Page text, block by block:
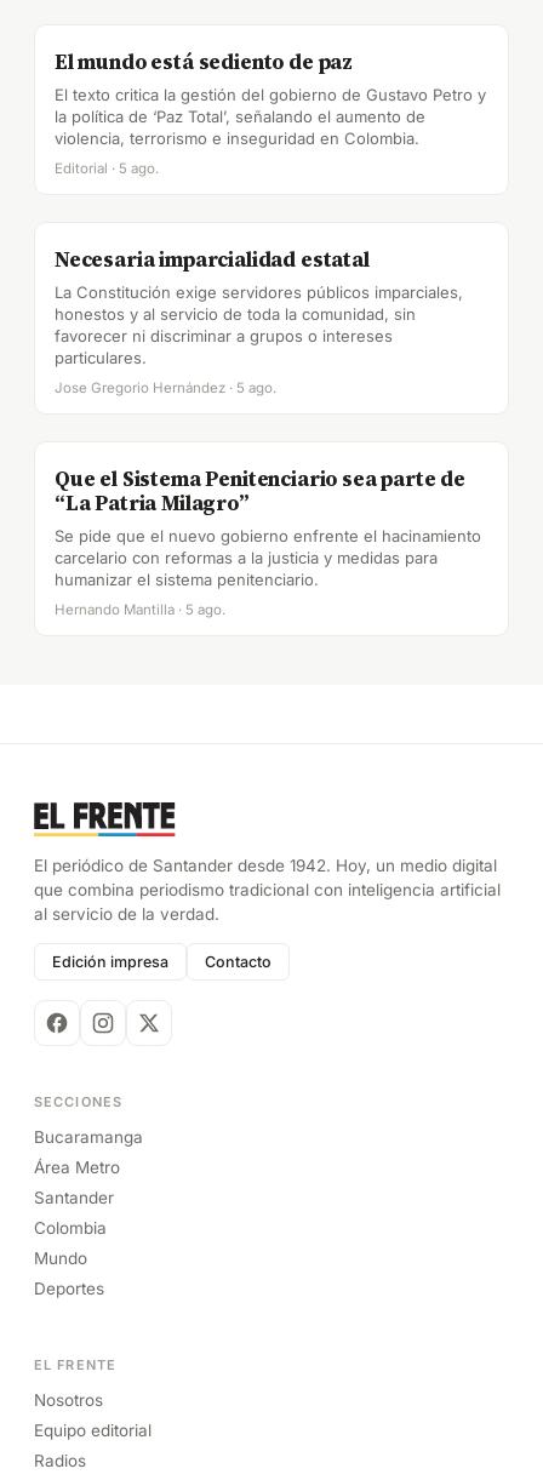
El mundo está sediento de paz
El texto critica la gestión del gobierno de Gustavo Petro y
la política de ‘Paz Total’, señalando el aumento de
violencia, terrorismo e inseguridad en Colombia.
Editorial · 5 ago.
Necesaria imparcialidad estatal
La Constitución exige servidores públicos imparciales,
honestos y al servicio de toda la comunidad, sin
favorecer ni discriminar a grupos o intereses
particulares.
Jose Gregorio Hernández · 5 ago.
Que el Sistema Penitenciario sea parte de
“La Patria Milagro”
Se pide que el nuevo gobierno enfrente el hacinamiento
carcelario con reformas a la justicia y medidas para
humanizar el sistema penitenciario.
Hernando Mantilla · 5 ago.
El periódico de Santander desde 1942. Hoy, un medio digital
que combina periodismo tradicional con inteligencia artificial
al servicio de la verdad.
Edición impresa Contacto
SECCIONES
Bucaramanga
Área Metro
Santander
Colombia
Mundo
Deportes
EL FRENTE
Nosotros
Equipo editorial
Radios